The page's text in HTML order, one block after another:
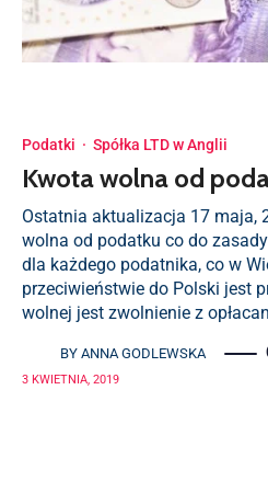
Podatki · Spółka LTD w Anglii
Kwota wolna od
Ostatnia aktualizacja 17 maja,
wolna od podatku co do
dla każdego podatnika, co w
przeciwieństwie do Polski jest
wolnej jest zwolnienie z
BY ANNA GODLEWSKA
3 KWIETNIA, 2019